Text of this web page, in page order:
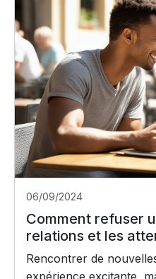
06/09/2024
Comment refuser
relations et les
Rencontrer de
expérience excitante,